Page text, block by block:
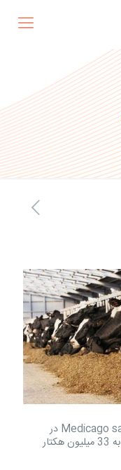
یک ماده مغذی است که با نام Medicago sativa در
جهان شناخته شده است. در جهان نزدیک به 33 میلیون هکتار